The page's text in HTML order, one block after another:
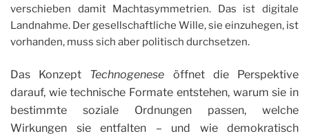
verschieben damit Machtasymmetrien. Das ist digitale
Landnahme. Der gesellschaftliche Wille, sie einzuhegen, ist
vorhanden, muss sich aber politisch durchsetzen.
Das Konzept Technogenese öffnet die Perspektive
darauf, wie technische Formate entstehen, warum sie in
bestimmte soziale Ordnungen passen, welche
Wirkungen sie entfalten – und wie demokratisch